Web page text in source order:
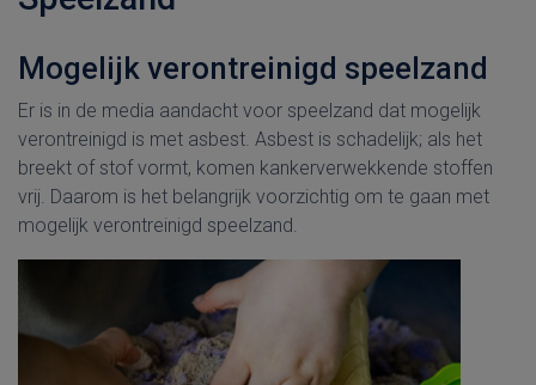
Mogelijk verontreinigd speelzand
Er is in de media aandacht voor speelzand dat mogelijk
verontreinigd is met asbest. Asbest is schadelijk; als het
breekt of stof vormt, komen kankerverwekkende stoffen
vrij. Daarom is het belangrijk voorzichtig om te gaan met
mogelijk verontreinigd speelzand.